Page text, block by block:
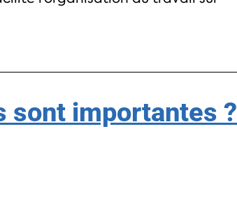
sont importantes ?